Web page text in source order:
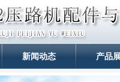
新闻动态 产品